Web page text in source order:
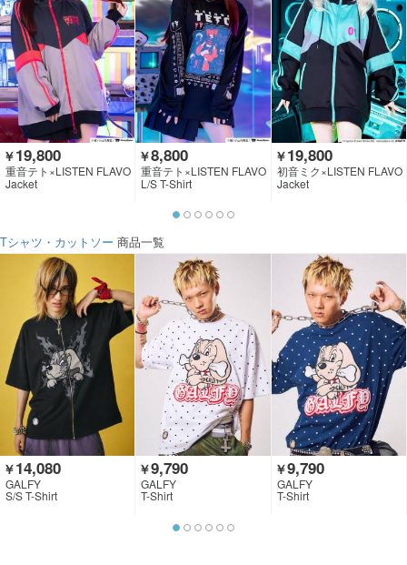
￥19,800
重音テト×LISTEN FLAVO
R
Jacket
￥8,800
重音テト×LISTEN FLAVO
R
L/S T-Shirt
￥19,800
初音ミク×LISTEN FLAVO
R
Jacket
Tシャツ・カットソー 商品一覧
￥14,080
GALFY
S/S T-Shirt
￥9,790
GALFY
T-Shirt
￥9,790
GALFY
T-Shirt